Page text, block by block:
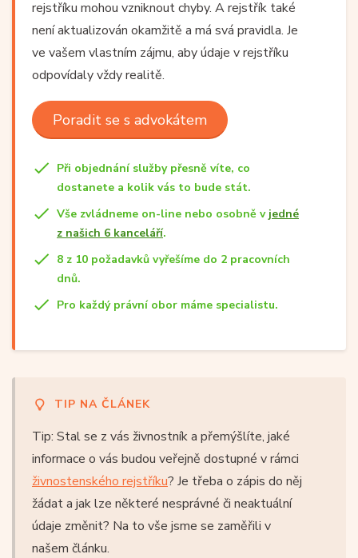
rejstříku mohou vzniknout chyby. A rejstřík také
není aktualizován okamžitě a má svá pravidla. Je
ve vašem vlastním zájmu, aby údaje v rejstříku
odpovídaly vždy realitě.
Poradit se s advokátem
Při objednání služby přesně víte, co
dostanete a kolik vás to bude stát.
Vše zvládneme on-line nebo osobně v jedné
z našich 6 kanceláří.
8 z 10 požadavků vyřešíme do 2 pracovních
dnů.
Pro každý právní obor máme specialistu.
TIP NA ČLÁNEK
Tip: Stal se z vás živnostník a přemýšlíte, jaké
informace o vás budou veřejně dostupné v rámci
živnostenského rejstříku? Je třeba o zápis do něj
žádat a jak lze některé nesprávné či neaktuální
údaje změnit? Na to vše jsme se zaměřili v
našem článku.